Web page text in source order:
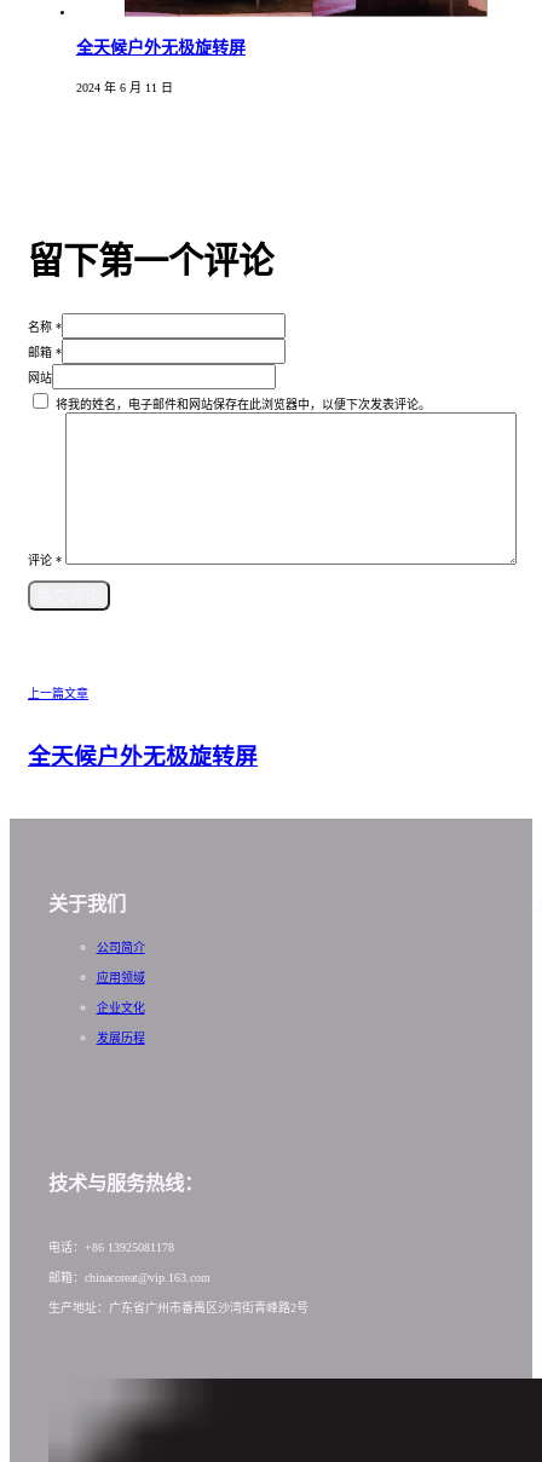
全天候户外无极旋转屏
2024 年 6 月 11 日
留下第一个评论
名称 *
邮箱 *
网站
将我的姓名，电子邮件和网站保存在此浏览器中，以便下次发表评论。
评论 *
上一篇文章
全天候户外无极旋转屏
关于我们
公司简介
应用领域
企业文化
发展历程
技术与服务热线：
电话：+86 13925081178
邮箱：chinacoreat@vip.163.com
生产地址：广东省广州市番禺区沙湾街青峰路2号